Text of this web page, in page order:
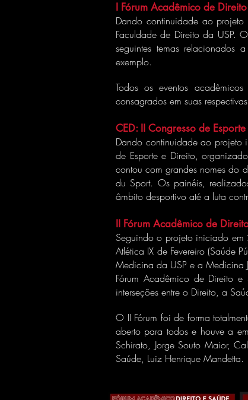
I Fórum Acadêmico de
Dando continuidade ao
Faculdade de Direito da USP.
seguintes temas
exemplo.
Todos os eventos
consagrados em suas
CED: II Congresso de
Dando continuidade ao
de Esporte e Direito,
contou com grandes nomes do
du Sport. Os painéis,
âmbito desportivo até a luta
II Fórum Acadêmico de
Seguindo o projeto iniciado
Atlética IX de Fevereiro (Saúde
Medicina da USP e a Medicina
Fórum Acadêmico de Direito
interseções entre o Direito, a
O II Fórum foi de forma
aberto para todos e houve a
Schirato, Jorge Souto Maior,
Saúde, Luiz Henrique Mandetta.